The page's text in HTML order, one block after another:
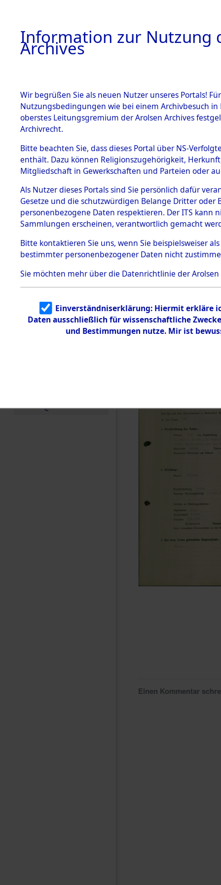
BESTÄNDE
1.
mente
5. Verschiedenes
5.3
Todesmärsche
5.3.1 Alliierte
Erhebungen
zu
Todesmärsch
en
5.3.2
Identifizierun
g
5.3.3
Todesmärsch
e
auf dem
zur
Roding,
zwischen
km)
Leben
0003
Einen Kommentar
Information zur Nutzung
Archives
Wir begrüßen Sie als neuen Nutzer unseres Portals!
Nutzungsbedingungen wie bei einem Archivbesuch
oberstes Leitungsgremium der Arolsen Archives
Archivrecht.
Bitte beachten Sie, dass dieses Portal über NS-
enthält. Dazu können Religionszugehörigkeit,
Mitgliedschaft in Gewerkschaften und Parteien oder
Als Nutzer dieses Portals sind Sie persönlich dafür
Gesetze und die schutzwürdigen Belange Dritter
personenbezogene Daten respektieren. Der ITS
Sammlungen erscheinen, verantwortlich gemacht
Bitte kontaktieren Sie uns, wenn Sie beispielsweiser
bestimmter personenbezogener Daten nicht
Sie möchten mehr über die Datenrichtlinie der Arolsen
Einverständniserklärung: Hiermit erkläre
Daten ausschließlich für wissenschaftliche
und Bestimmungen nutze. Mir ist